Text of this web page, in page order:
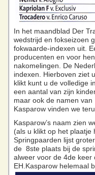
In het maandblad Der
wedstrijd en fokseizoen
fokwaarde-indexen uit.
producenten en voor
nakomelingen. De
indexen. Hierboven ziet
klikt kunt u de volledige
een aantal van zijn
maar ook de namen
Kasparow vinden we
Kasparow’s naam zien
(als u klikt op het plaatje
Springpaarden lijst
de 8ste plaats bij de
alweer voor de 4de keer
EH.Kasparow helemaal